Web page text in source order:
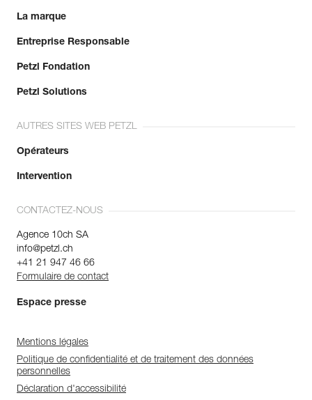
La marque
Entreprise Responsable
Petzl Fondation
Petzl Solutions
AUTRES SITES WEB PETZL
Opérateurs
Intervention
CONTACTEZ-NOUS
Agence 10ch SA
info@petzl.ch
+41 21 947 46 66
Formulaire de contact
Espace presse
Mentions légales
Politique de confidentialité et de traitement des données
personnelles
Déclaration d'accessibilité